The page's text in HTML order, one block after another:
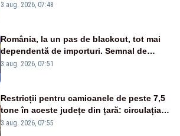
3 aug. 2026, 07:48
România, la un pas de blackout, tot mai
dependentă de importuri. Semnal de
alarmă tras de un expert în energie
3 aug. 2026, 07:51
Restricții pentru camioanele de peste 7,5
tone în aceste județe din țară: circulația
este interzisă luni, între orele 12:00 și
3 aug. 2026, 07:55